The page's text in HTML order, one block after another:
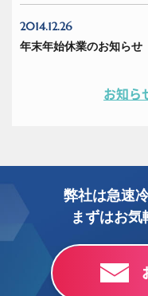
2014.12.26
年末年始休業のお知らせ
お知ら
弊社は急速
まずはお気